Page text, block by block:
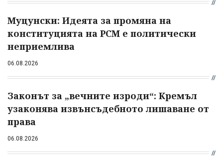
Муцунски: Идеята за промяна на
конституцията на РСМ е политически
неприемлива
06.08.2026
Законът за „вечните изроди“: Кремъл
узаконява извънсъдебното лишаване от
права
06.08.2026